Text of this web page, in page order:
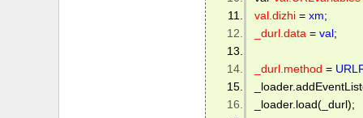
val.dizhi = xm;
_durl.data = val;
_durl.method =
_loader.load(_durl);